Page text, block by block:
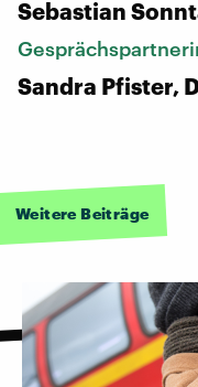
Sebastian
Sandra Pfister,
Weitere Beiträge